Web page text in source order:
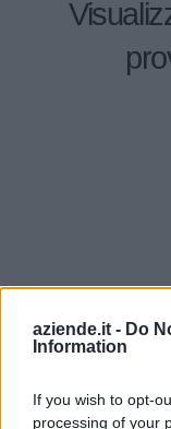
aziende.it - Do
Information
If you wish to opt-
processing of your